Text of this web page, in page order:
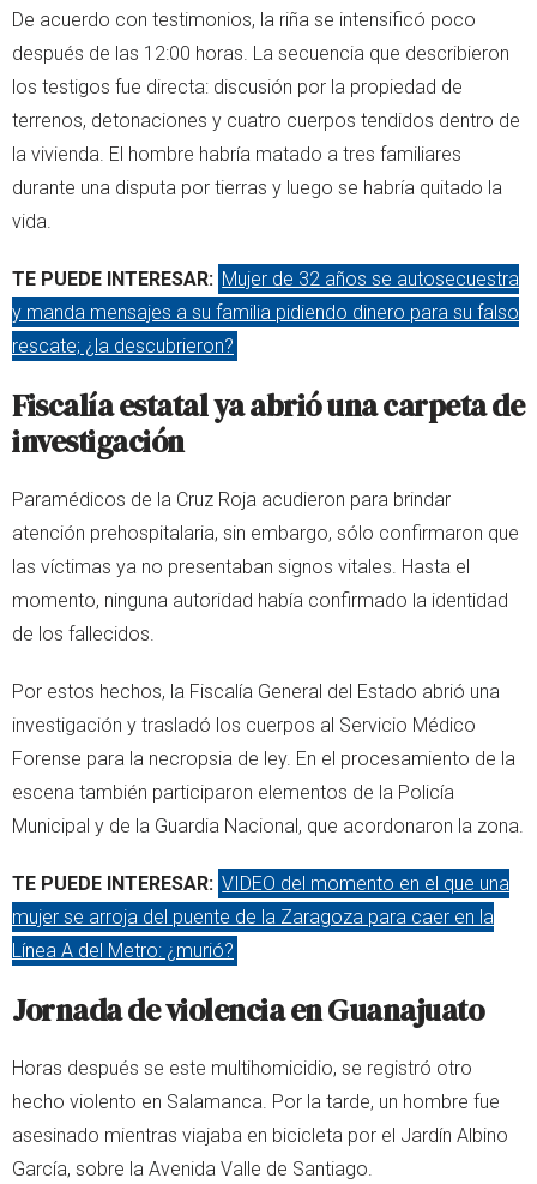
De acuerdo con testimonios, la riña se intensificó poco
después de las 12:00 horas. La secuencia que describieron
los testigos fue directa: discusión por la propiedad de
terrenos, detonaciones y cuatro cuerpos tendidos dentro de
la vivienda. El hombre habría matado a tres familiares
durante una disputa por tierras y luego se habría quitado la
vida.
TE PUEDE INTERESAR: Mujer de 32 años se autosecuestra
y manda mensajes a su familia pidiendo dinero para su falso
rescate; ¿la descubrieron?
Fiscalía estatal ya abrió una carpeta de
investigación
Paramédicos de la Cruz Roja acudieron para brindar
atención prehospitalaria, sin embargo, sólo confirmaron que
las víctimas ya no presentaban signos vitales. Hasta el
momento, ninguna autoridad había confirmado la identidad
de los fallecidos.
Por estos hechos, la Fiscalía General del Estado abrió una
investigación y trasladó los cuerpos al Servicio Médico
Forense para la necropsia de ley. En el procesamiento de la
escena también participaron elementos de la Policía
Municipal y de la Guardia Nacional, que acordonaron la zona.
TE PUEDE INTERESAR: VIDEO del momento en el que una
mujer se arroja del puente de la Zaragoza para caer en la
Línea A del Metro: ¿murió?
Jornada de violencia en Guanajuato
Horas después se este multihomicidio, se registró otro
hecho violento en Salamanca. Por la tarde, un hombre fue
asesinado mientras viajaba en bicicleta por el Jardín Albino
García, sobre la Avenida Valle de Santiago.